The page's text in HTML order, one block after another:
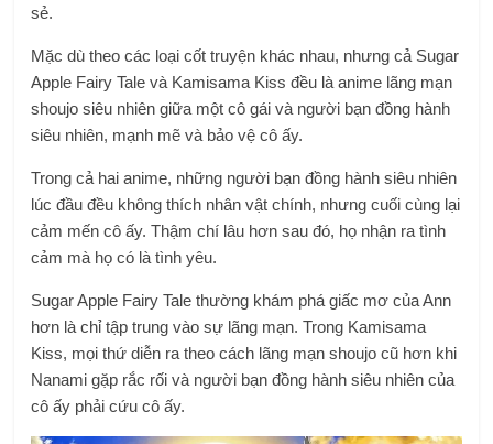
sẻ.
Mặc dù theo các loại cốt truyện khác nhau, nhưng cả Sugar
Apple Fairy Tale và Kamisama Kiss đều là anime lãng mạn
shoujo siêu nhiên giữa một cô gái và người bạn đồng hành
siêu nhiên, mạnh mẽ và bảo vệ cô ấy.
Trong cả hai anime, những người bạn đồng hành siêu nhiên
lúc đầu đều không thích nhân vật chính, nhưng cuối cùng lại
cảm mến cô ấy. Thậm chí lâu hơn sau đó, họ nhận ra tình
cảm mà họ có là tình yêu.
Sugar Apple Fairy Tale thường khám phá giấc mơ của Ann
hơn là chỉ tập trung vào sự lãng mạn. Trong Kamisama
Kiss, mọi thứ diễn ra theo cách lãng mạn shoujo cũ hơn khi
Nanami gặp rắc rối và người bạn đồng hành siêu nhiên của
cô ấy phải cứu cô ấy.